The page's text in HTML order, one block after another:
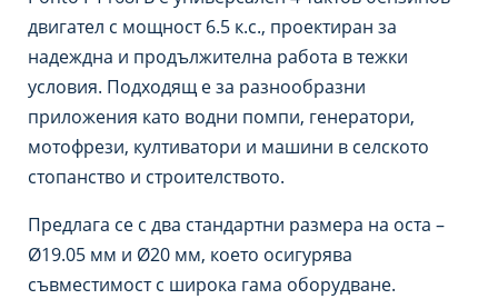
двигател с мощност 6.5 к.с., проектиран за
надеждна и продължителна работа в тежки
условия. Подходящ е за разнообразни
приложения като водни помпи, генератори,
мотофрези, култиватори и машини в селското
стопанство и строителството.
Предлага се с два стандартни размера на оста –
Ø19.05 мм и Ø20 мм, което осигурява
съвместимост с широка гама оборудване.